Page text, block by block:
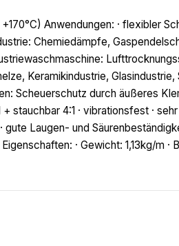
Anwendungen: · flexibler
Chemiedämpfe,
Keramikindustrie, Glasindustrie,
Scheuerschutz durch äußeres
stauchbar 4:1 · vibrationsfest ·
gute Laugen- und
· Gewicht: 1,13kg/m